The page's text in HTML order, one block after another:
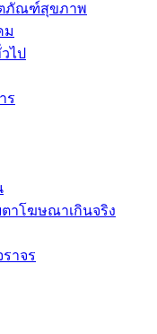
ตภัณฑ์สุขภาพ
ม
ไป
ร
าโฆษณาเกินจริง
าจร